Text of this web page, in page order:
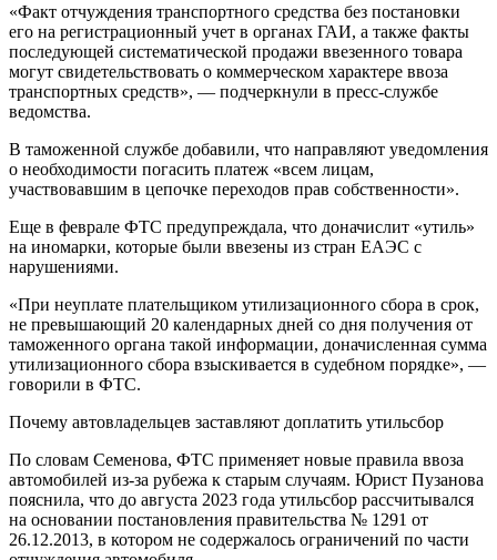
«Факт отчуждения транспортного средства без постановки
его на регистрационный учет в органах ГАИ, а также факты
последующей систематической продажи ввезенного товара
могут свидетельствовать о коммерческом характере ввоза
транспортных средств», — подчеркнули в пресс-службе
ведомства.
В таможенной службе добавили, что направляют уведомления
о необходимости погасить платеж «всем лицам,
участвовавшим в цепочке переходов прав собственности».
Еще в феврале ФТС предупреждала, что доначислит «утиль»
на иномарки, которые были ввезены из стран ЕАЭС с
нарушениями.
«При неуплате плательщиком утилизационного сбора в срок,
не превышающий 20 календарных дней со дня получения от
таможенного органа такой информации, доначисленная сумма
утилизационного сбора взыскивается в судебном порядке», —
говорили в ФТС.
Почему автовладельцев заставляют доплатить утильсбор
По словам Семенова, ФТС применяет новые правила ввоза
автомобилей из-за рубежа к старым случаям. Юрист Пузанова
пояснила, что до августа 2023 года утильсбор рассчитывался
на основании постановления правительства № 1291 от
26.12.2013, в котором не содержалось ограничений по части